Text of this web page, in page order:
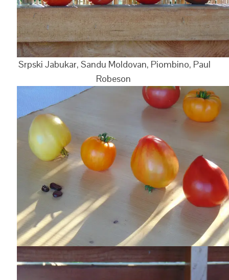
Srpski Jabukar, Sandu Moldovan, Piombino, Paul
Robeson